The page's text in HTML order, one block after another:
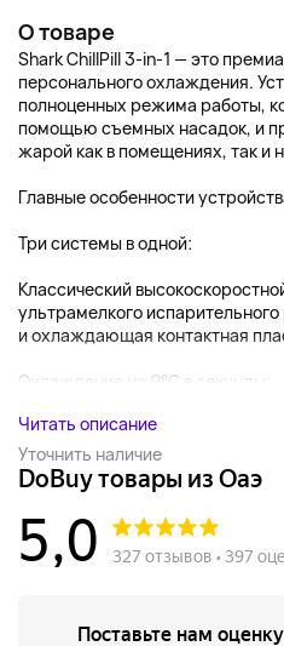
О товаре
Shark ChillPill 3-in-1 — это
персонального охлаждения.
полноценных режима работы,
помощью съемных насадок, и
жарой как в помещениях, так и
Главные особенности
Три системы в одной:
Классический
ультрамелкого
и охлаждающая контактная
Охлаждение на 9°C в секунды:...
Читать описание
Уточнить наличие